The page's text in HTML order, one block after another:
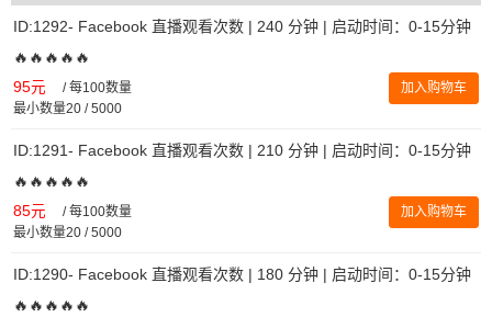
ID:1292- Facebook 直播观看次数 | 240 分钟 | 启动时间：0-15分钟
🔥🔥🔥🔥🔥
95元 /每100数量
最小数量20 / 5000
加入购物车
ID:1291- Facebook 直播观看次数 | 210 分钟 | 启动时间：0-15分钟
🔥🔥🔥🔥🔥
85元 /每100数量
最小数量20 / 5000
加入购物车
ID:1290- Facebook 直播观看次数 | 180 分钟 | 启动时间：0-15分钟
🔥🔥🔥🔥🔥